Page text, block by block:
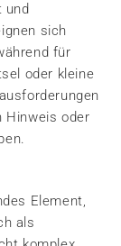
und
sich
für
oder kleine
Hinweis oder
Element,
als